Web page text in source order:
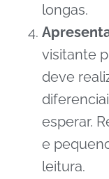
longas.
visitante
deve
esperar.
e
leitura.